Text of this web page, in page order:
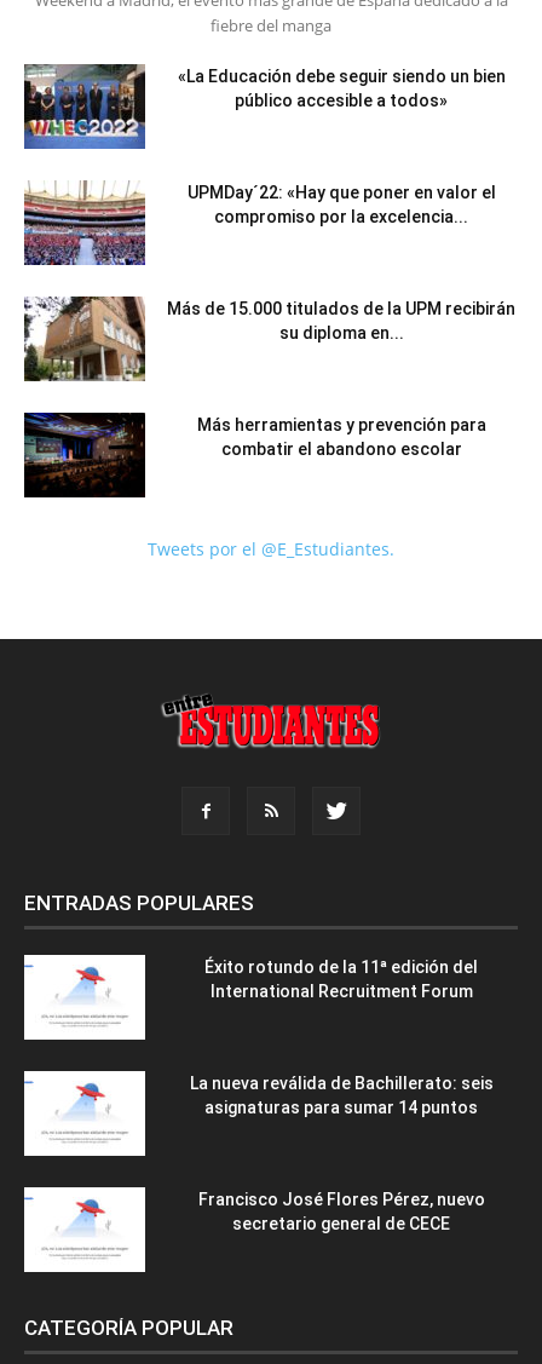
fiebre del manga
«La Educación debe seguir siendo un bien
público accesible a todos»
UPMDay´22: «Hay que poner en valor el
compromiso por la excelencia...
Más de 15.000 titulados de la UPM recibirán
su diploma en...
Más herramientas y prevención para
combatir el abandono escolar
Tweets por el @E_Estudiantes.
ENTRADAS POPULARES
Éxito rotundo de la 11ª edición del
International Recruitment Forum
La nueva reválida de Bachillerato: seis
asignaturas para sumar 14 puntos
Francisco José Flores Pérez, nuevo
secretario general de CECE
CATEGORÍA POPULAR